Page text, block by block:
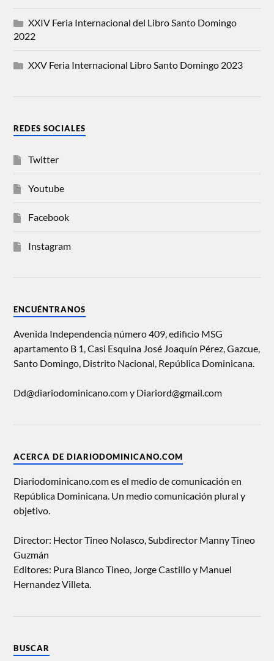
XXIV Feria Internacional del Libro Santo Domingo
2022
XXV Feria Internacional Libro Santo Domingo 2023
REDES SOCIALES
Twitter
Youtube
Facebook
Instagram
ENCUÉNTRANOS
Avenida Independencia número 409, edificio MSG
apartamento B 1, Casi Esquina José Joaquín Pérez, Gazcue,
Santo Domingo, Distrito Nacional, República Dominicana.
Dd@diariodominicano.com y Diariord@gmail.com
ACERCA DE DIARIODOMINICANO.COM
Diariodominicano.com es el medio de comunicación en
República Dominicana. Un medio comunicación plural y
objetivo.
Director: Hector Tineo Nolasco, Subdirector Manny Tineo
Guzmán
Editores: Pura Blanco Tineo, Jorge Castillo y Manuel
Hernandez Villeta.
BUSCAR